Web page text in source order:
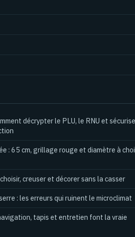
décrypter le PLU, le RNU et
: 65 cm, grillage rouge et diamètre à
creuser et décorer sans la casser
: les erreurs qui ruinent le microclimat
tapis et entretien font la vraie